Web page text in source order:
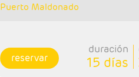
Puerto Maldonado
reservar
duración
15 días